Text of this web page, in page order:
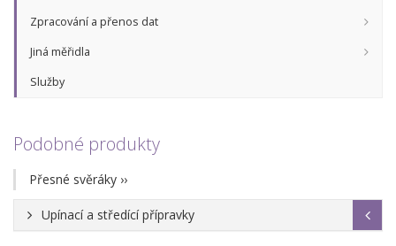
Zpracování a přenos dat
Jiná měřidla
Služby
Podobné produkty
Přesné svěráky ››
Upínací a středící přípravky